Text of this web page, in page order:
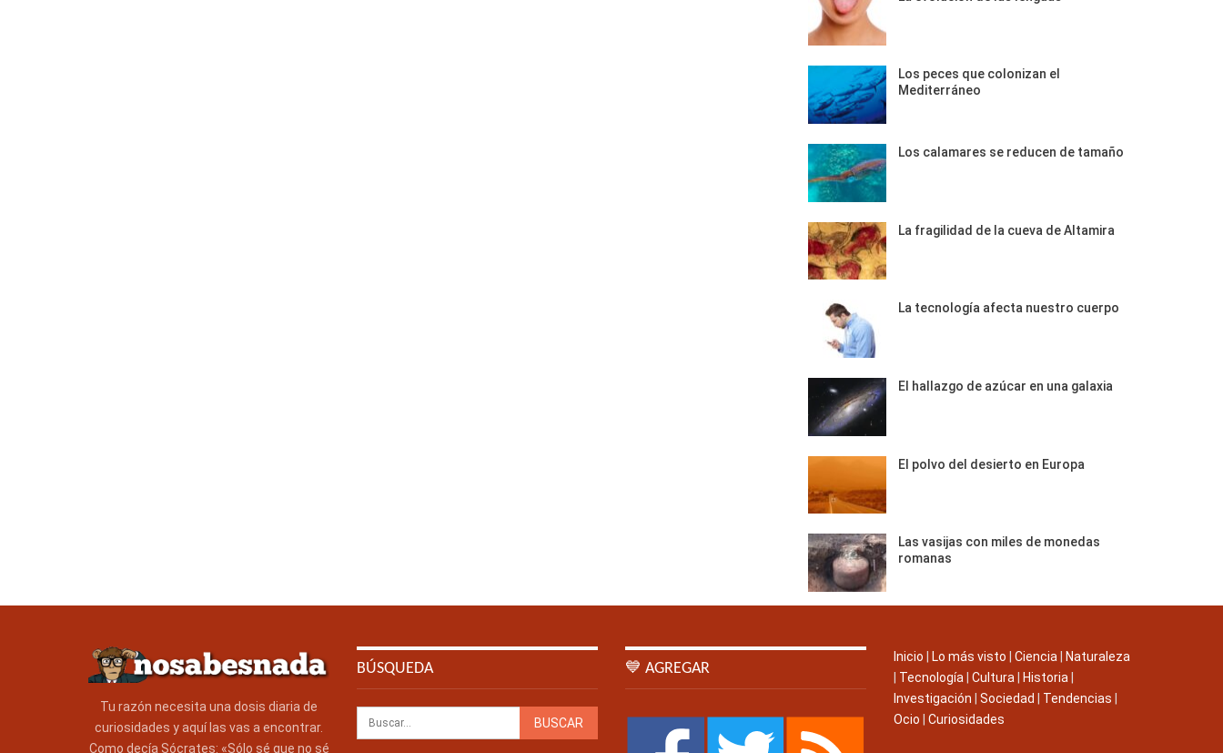
Los peces que colonizan el
Mediterráneo
Los calamares se reducen de tamaño
La fragilidad de la cueva de Altamira
La tecnología afecta nuestro cuerpo
El hallazgo de azúcar en una galaxia
El polvo del desierto en Europa
Las vasijas con miles de monedas
romanas
Tu razón necesita una dosis diaria de
curiosidades y aquí las vas a encontrar.
Como decía Sócrates: «Sólo sé que no sé
BÚSQUEDA 💙 AGREGAR
Inicio Lo más visto Ciencia
Naturaleza
Tecnología Cultura Historia
Investigación
Sociedad Tendencias
Ocio
Curiosidades